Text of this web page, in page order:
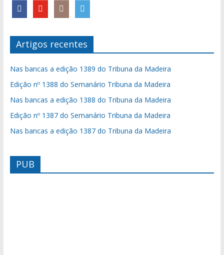
Artigos recentes
Nas bancas a edição 1389 do Tribuna da Madeira
Edição nº 1388 do Semanário Tribuna da Madeira
Nas bancas a edição 1388 do Tribuna da Madeira
Edição nº 1387 do Semanário Tribuna da Madeira
Nas bancas a edição 1387 do Tribuna da Madeira
PUB